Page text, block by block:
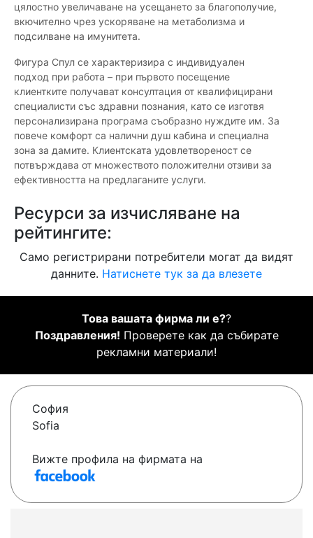
цялостно увеличаване на усещането за благополучие,
вкючително чрез ускоряване на метаболизма и
подсилване на имунитета.
Фигура Спул се характеризира с индивидуален
подход при работа – при първото посещение
клиентките получават консултация от квалифицирани
специалисти със здравни познания, като се изготвя
персонализирана програма съобразно нуждите им. За
повече комфорт са налични душ кабина и специална
зона за дамите. Клиентската удовлетвореност се
потвърждава от множеството положителни отзиви за
ефективността на предлаганите услуги.
Ресурси за изчисляване на
рейтингите:
Само регистрирани потребители могат да видят
данните. Натиснете тук за да влезете
Това вашата фирма ли е??
Поздравления! Проверете как да събирате
рекламни материали!
София
Sofia
Вижте профила на фирмата на